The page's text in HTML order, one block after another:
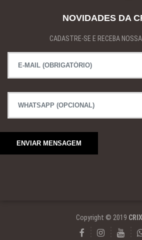
NOVIDADES DA
CADASTRE-SE E RECEBA
Copyright © 2019